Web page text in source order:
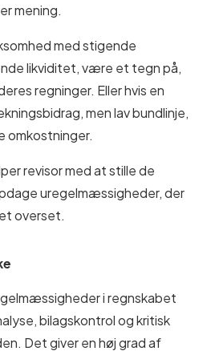
mening.
med stigende
likviditet, være et tegn på,
regninger. Eller hvis en
men lav bundlinje,
omkostninger.
revisor med at stille de
uregelmæssigheder, der
overset.
i regnskabet
bilagskontrol og kritisk
Det giver en høj grad af